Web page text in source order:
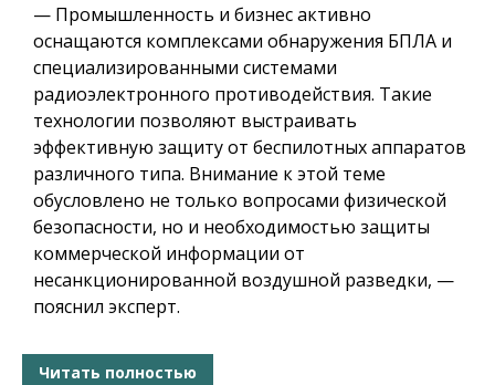
— Промышленность и бизнес активно
оснащаются комплексами обнаружения БПЛА и
специализированными системами
радиоэлектронного противодействия. Такие
технологии позволяют выстраивать
эффективную защиту от беспилотных аппаратов
различного типа. Внимание к этой теме
обусловлено не только вопросами физической
безопасности, но и необходимостью защиты
коммерческой информации от
несанкционированной воздушной разведки, —
пояснил эксперт.
Читать полностью